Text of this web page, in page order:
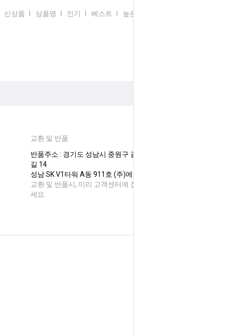
신상품 l 상품명 l 인기 l 베스트 l 높은 가격순
교환 및 반품
반품주소 : 경기도 성남시 중원구 갈마치로 288번
길 14
성남 SK V1타워 A동 911호 (주)에이온코스퍼
교환 및 반품시, 미리 고객센터에 접수후 보내주
세요.